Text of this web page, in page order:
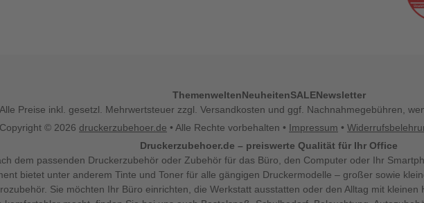
ThemenweltenNeuheitenSALENewsletter
Preise inkl. gesetzl. Mehrwertsteuer zzgl. Versandkosten und ggf. Nachnahmegebühren,
Copyright © 2026 druckerzubehoer.de • Alle Rechte vorbehalten • Impressum •
Druckerzubehoer.de – preiswerte Qualität für Ihr Office
dem passenden Druckerzubehör oder Zubehör für das Büro, den Computer oder Ihr
bietet unter anderem Tinte und Toner für alle gängigen Druckermodelle – großer sowie
Sie möchten Ihr Büro einrichten, die Werkstatt ausstatten oder den Alltag mit kleinen